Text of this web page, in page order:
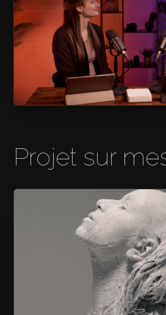
Projet sur